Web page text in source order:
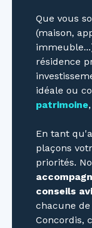
Que vous
(maison,
résidence
idéale ou
patrimoine
En tant
plaçons
priorités.
conseils
chacune de
Concordis,